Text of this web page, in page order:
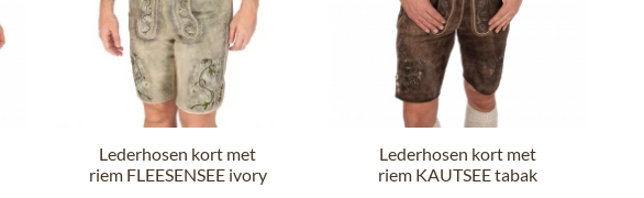
Lederhosen kort met
riem FLEESENSEE ivory
Lederhosen kort met
riem KAUTSEE tabak